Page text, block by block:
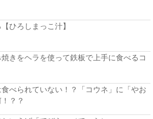
ひろしまっこ汁】
きをヘラを使って鉄板で上手に食べるコ
べられていない！？「コウネ」に「やお
？？